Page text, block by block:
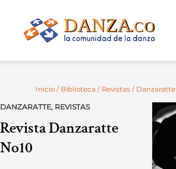
Inicio / Biblioteca / Revistas / Danzaratte
DANZARATTE, REVISTAS
Revista Danzaratte
No10